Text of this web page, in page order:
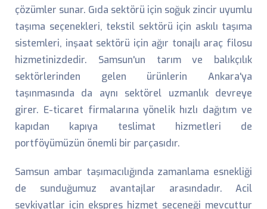
çözümler sunar. Gıda sektörü için soğuk zincir uyumlu
taşıma seçenekleri, tekstil sektörü için askılı taşıma
sistemleri, inşaat sektörü için ağır tonajlı araç filosu
hizmetinizdedir. Samsun'un tarım ve balıkçılık
sektörlerinden gelen ürünlerin Ankara'ya
taşınmasında da aynı sektörel uzmanlık devreye
girer. E-ticaret firmalarına yönelik hızlı dağıtım ve
kapıdan kapıya teslimat hizmetleri de
portföyümüzün önemli bir parçasıdır.
Samsun ambar taşımacılığında zamanlama esnekliği
de sunduğumuz avantajlar arasındadır. Acil
sevkiyatlar için ekspres hizmet seçeneği mevcuttur